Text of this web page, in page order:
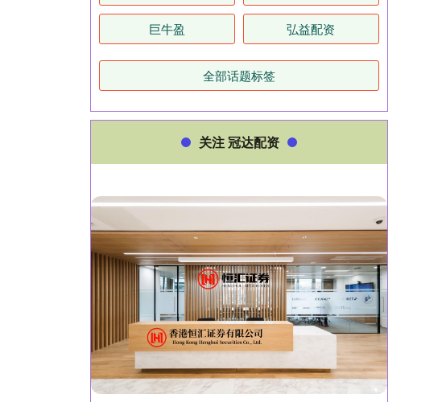
巨牛盈 弘益配资
全部话题标签
关注 冠达配资